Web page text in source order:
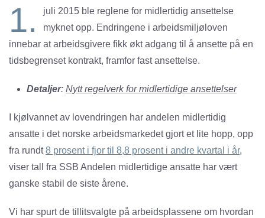
1.
juli 2015 ble reglene for midlertidig ansettelse
myknet opp. Endringene i arbeidsmiljøloven
innebar at arbeidsgivere fikk økt adgang til å ansette på en
tidsbegrenset kontrakt, framfor fast ansettelse.
Detaljer: Nytt regelverk for midlertidige ansettelser
I kjølvannet av lovendringen har andelen midlertidig
ansatte i det norske arbeidsmarkedet gjort et lite hopp, opp
fra rundt8 prosent i fjor til 8,8 prosent i andre kvartal i år,
viser tall fra SSB Andelen midlertidige ansatte har vært
ganske stabil de siste årene.
Vi har spurt de tillitsvalgte på arbeidsplassene om hvordan